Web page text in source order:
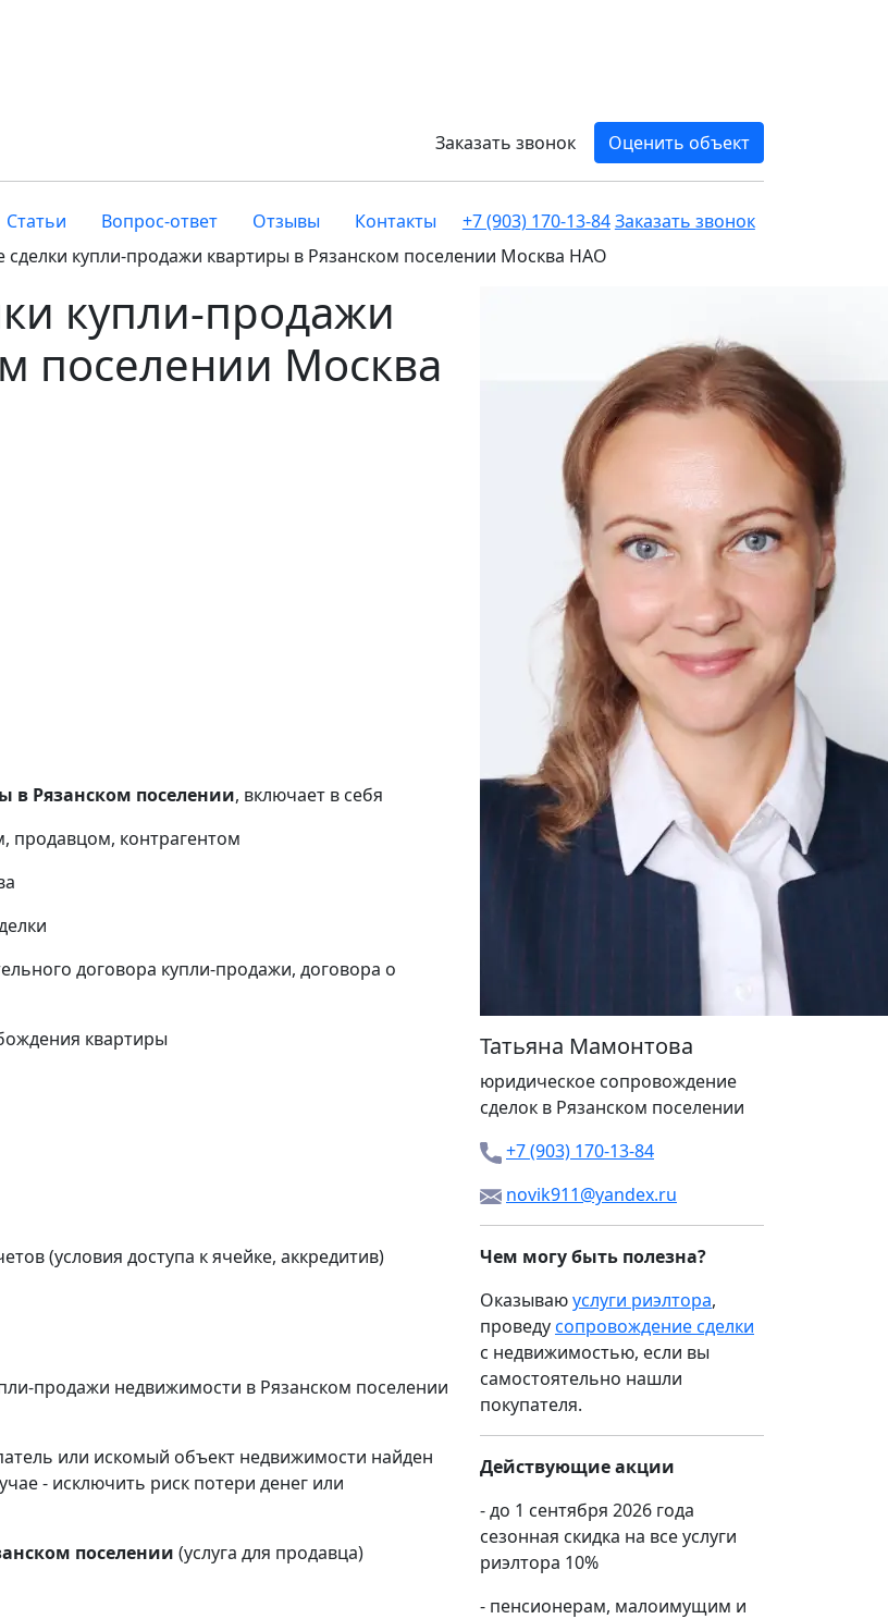
Заказать звонок
Оценить объект
Статьи Вопрос-ответ Отзывы Контакты +7 (903) 170-13-84Заказать звонок
купли-продажи квартиры в Рязанском поселении Москва НАО
купли-продажи
поселении Москва
в Рязанском поселении, включает в себя
продавцом, контрагентом
договора купли-продажи, договора о
квартиры
(условия доступа к ячейке, аккредитив)
продажи недвижимости в Рязанском поселении
или искомый объект недвижимости найден
- исключить риск потери денег или
поселении (услуга для продавца)
Татьяна Мамонтова
юридическое сопровождение
сделок в Рязанском поселении
+7 (903) 170-13-84
novik911@yandex.ru
Чем могу быть полезна?
Оказываюуслуги риэлтора,
проведусопровождение сделки
с недвижимостью, если вы
самостоятельно нашли
покупателя.
Действующие акции
- до 1 сентября 2026 года
сезонная скидка на все услуги
риэлтора 10%
- пенсионерам, малоимущим и